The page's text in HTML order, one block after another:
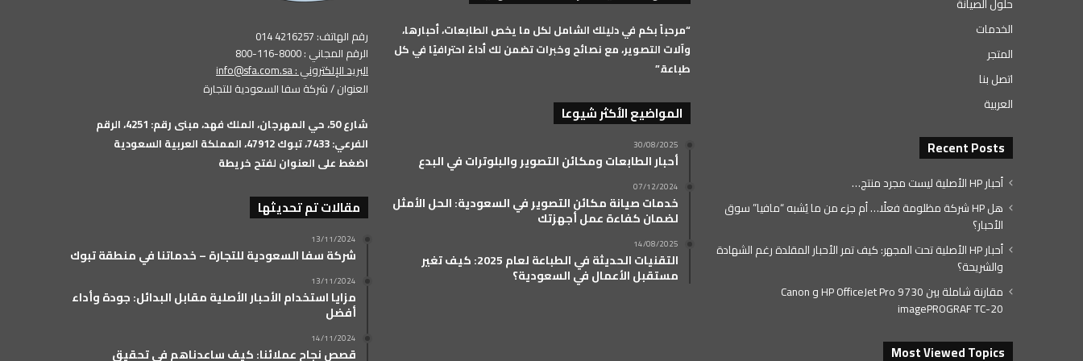
الخدمات
المتجر
اتصل بنا
العربية
Recent Posts
أحبار HP الأصلية ليست مجرد منتج…
هل HP شركة مظلومة فعلًا… أم جزء من ما يُشبه “مافيا” سوق
الأحبار؟
أحبار HP الأصلية تحت المجهر: كيف تمر الأحبار المقلدة رغم الشهادة
والشريحة؟
مقارنة شاملة بين HP OfficeJet Pro 9730 و Canon
imagePROGRAF TC-20
Most Viewed Topics
“مرحباً بكم في دليلك الشامل لكل ما يخص الطابعات، أحبارها،
وآلات التصوير، مع نصائح وخبرات تضمن لك أداءً احترافيًا في كل
طباعة.”
المواضيع الأكثر شيوعا
30/08/2025
أحبار الطابعات ومكائن التصوير والبلوترات في البدع
07/12/2024
خدمات صيانة مكائن التصوير في السعودية: الحل الأمثل
لضمان كفاءة عمل أجهزتك
14/08/2025
التقنيات الحديثة في الطباعة لعام 2025: كيف تغير
مستقبل الأعمال في السعودية؟
رقم الهاتف: 4216257 014
الرقم المجاني : 8000-116-800
البريد الإلكتروني :info@sfa.com.sa
العنوان / شركة سفا السعودية للتجارة
شارع 50، حي المهرجان، الملك فهد، مبنى رقم: 4251، الرقم
الفرعي: 7433، تبوك 47912، المملكة العربية السعودية
اضغط على العنوان لفتح خريطة
مقالات تم تحديثها
13/11/2024
شركة سفا السعودية للتجارة – خدماتنا في منطقة تبوك
13/11/2024
مزايا استخدام الأحبار الأصلية مقابل البدائل: جودة وأداء
أفضل
14/11/2024
قصص نجاح عملائنا: كيف ساعدناهم في تحقيق